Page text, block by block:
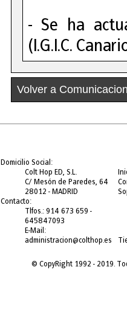
- Se ha
(I.G.I.C.
Volver a
Domicilio Social:
Colt Hop ED, S.L.
C/ Mesón de Paredes, 64
28012 - MADRID
Contacto:
Tlfos.: 914 673 659 -
645847093
E-Mail:
administracion@colthop.es
© CopyRight 1992 - 2019.